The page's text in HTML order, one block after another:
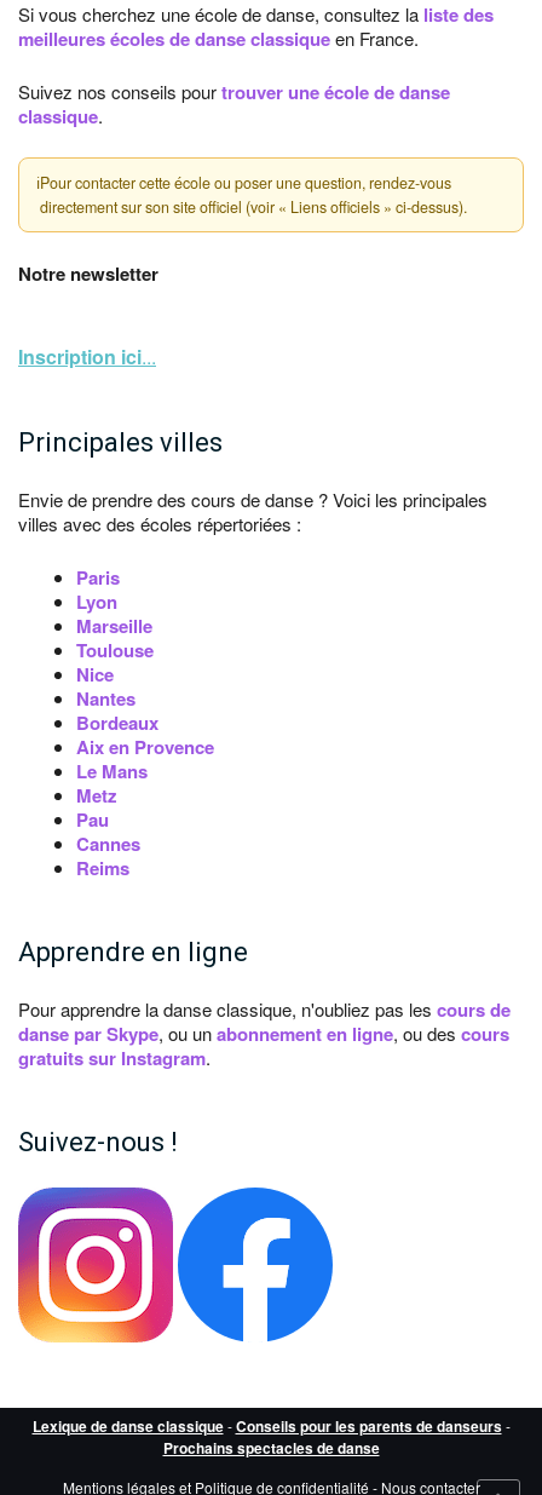
Si vous cherchez une école de danse, consultez la liste des
meilleures écoles de danse classiqueen France.
Suivez nos conseils pourtrouver une école de danse
classique.
ℹPour contacter cette école ou poser une question, rendez-vous
directement sur son site officiel (voir « Liens officiels » ci-dessus).
Notre newsletter
Inscription ici...
Principales villes
Envie de prendre des cours de danse ? Voici les principales
villes avec des écoles répertoriées :
Paris
Lyon
Marseille
Toulouse
Nice
Nantes
Bordeaux
Aix en Provence
Le Mans
Metz
Pau
Cannes
Reims
Apprendre en ligne
Pour apprendre la danse classique, n'oubliez pas les cours de
danse par Skype, ou unabonnement en ligne, ou des cours
gratuits sur Instagram.
Suivez-nous !
Lexique de danse classique-Conseils pour les parents de danseurs-
Prochains spectacles de danse
Mentions légales et Politique de confidentialité - Nous contacter